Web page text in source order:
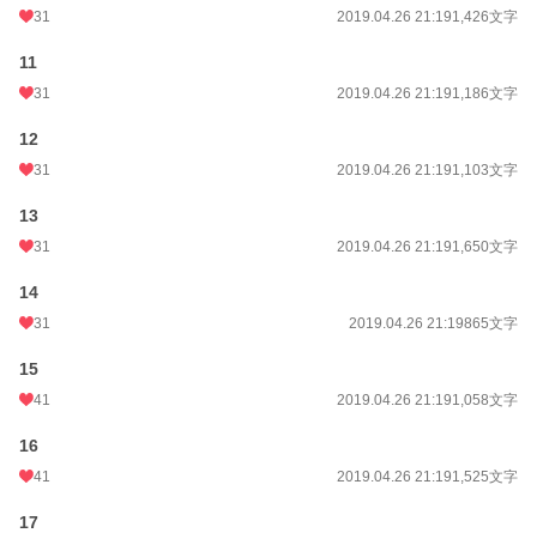
31 2019.04.26 21:191,426文字
11
31 2019.04.26 21:191,186文字
12
31 2019.04.26 21:191,103文字
13
31 2019.04.26 21:191,650文字
14
31 2019.04.26 21:19865文字
15
41 2019.04.26 21:191,058文字
16
41 2019.04.26 21:191,525文字
17